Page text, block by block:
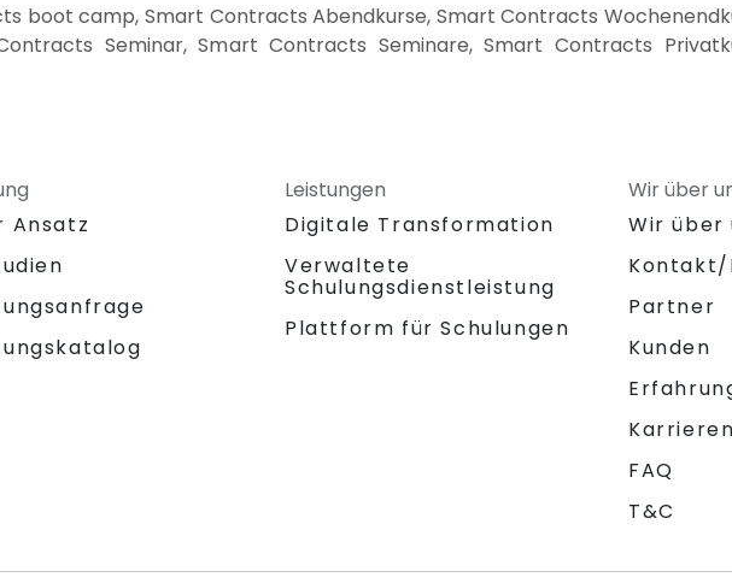
boot camp, Smart Contracts Abendkurse, Smart Contracts
Seminar, Smart Contracts Seminare, Smart Contracts
Ansatz
Leistungen
Digitale Transformation
Verwaltete
Schulungsdienstleistung
Plattform für Schulungen
Wir über
Wir über
Kontakt/
Partner
Kunden
Karrieren
FAQ
T&C